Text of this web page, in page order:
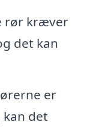
rør kræver
det kan
er
det